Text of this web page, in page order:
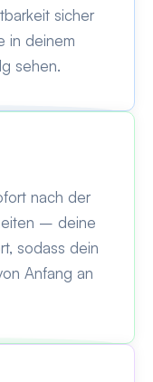
sicher
in deinem
sehen.
nach der
– deine
sodass dein
Anfang an